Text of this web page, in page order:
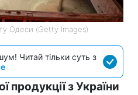
Одеси (Getty Images)
Читай тільки суть з
продукції з України